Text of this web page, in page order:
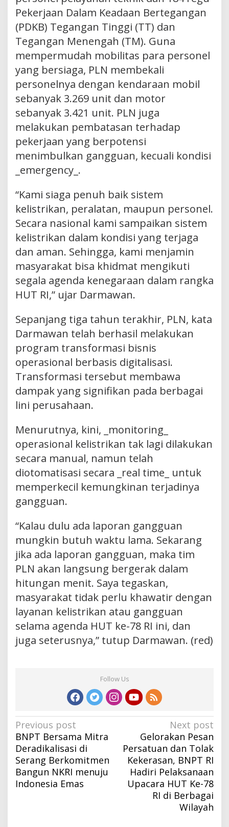
Pekerjaan Dalam Keadaan Bertegangan
(PDKB) Tegangan Tinggi (TT) dan
Tegangan Menengah (TM). Guna
mempermudah mobilitas para personel
yang bersiaga, PLN membekali
personelnya dengan kendaraan mobil
sebanyak 3.269 unit dan motor
sebanyak 3.421 unit. PLN juga
melakukan pembatasan terhadap
pekerjaan yang berpotensi
menimbulkan gangguan, kecuali kondisi
_emergency_.
“Kami siaga penuh baik sistem
kelistrikan, peralatan, maupun personel.
Secara nasional kami sampaikan sistem
kelistrikan dalam kondisi yang terjaga
dan aman. Sehingga, kami menjamin
masyarakat bisa khidmat mengikuti
segala agenda kenegaraan dalam rangka
HUT RI,” ujar Darmawan.
Sepanjang tiga tahun terakhir, PLN, kata
Darmawan telah berhasil melakukan
program transformasi bisnis
operasional berbasis digitalisasi.
Transformasi tersebut membawa
dampak yang signifikan pada berbagai
lini perusahaan.
Menurutnya, kini, _monitoring_
operasional kelistrikan tak lagi dilakukan
secara manual, namun telah
diotomatisasi secara _real time_ untuk
memperkecil kemungkinan terjadinya
gangguan.
“Kalau dulu ada laporan gangguan
mungkin butuh waktu lama. Sekarang
jika ada laporan gangguan, maka tim
PLN akan langsung bergerak dalam
hitungan menit. Saya tegaskan,
masyarakat tidak perlu khawatir dengan
layanan kelistrikan atau gangguan
selama agenda HUT ke-78 RI ini, dan
juga seterusnya,” tutup Darmawan. (red)
Follow Us
Post
navigation
Previous post
BNPT Bersama Mitra
Deradikalisasi di
Serang Berkomitmen
Bangun NKRI menuju
Indonesia Emas
Next post
Gelorakan Pesan
Persatuan dan Tolak
Kekerasan, BNPT RI
Hadiri Pelaksanaan
Upacara HUT Ke-78
RI di Berbagai
Wilayah